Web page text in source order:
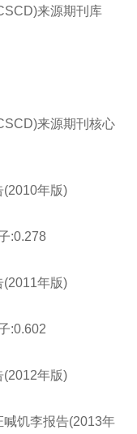
来源期刊库
来源期刊核心
(2010年版)
:0.278
(2011年版)
:0.602
(2012年版)
饥李报告(2013年